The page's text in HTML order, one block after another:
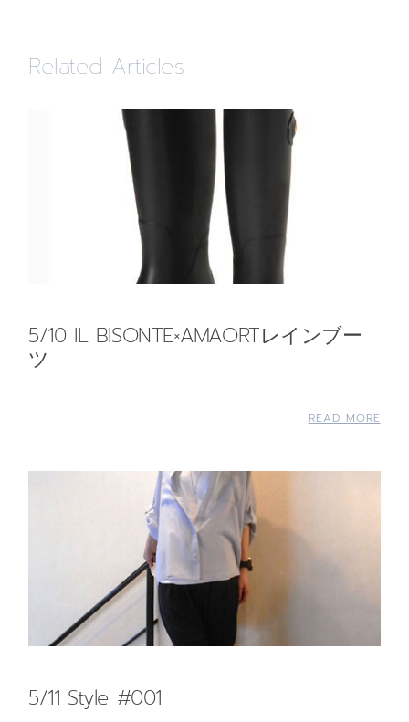
Related Articles
5/10 IL BISONTE×AMAORTレインブー
ツ
READ MORE
5/11 Style #001